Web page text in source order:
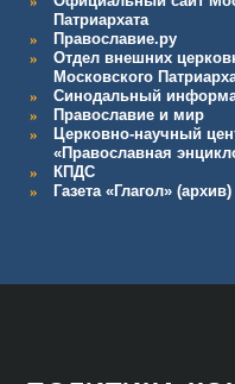
Патриархата
Православие.ру
Отдел внешних
Московского
Синодальный
Православие и мир
Церковно-научный
«Православная
КПДС
Газета «Глагол» (архив)